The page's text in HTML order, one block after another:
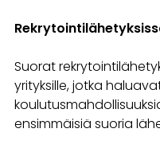
Suorat
yrityksille, jotka
ensimmäisiä suoria